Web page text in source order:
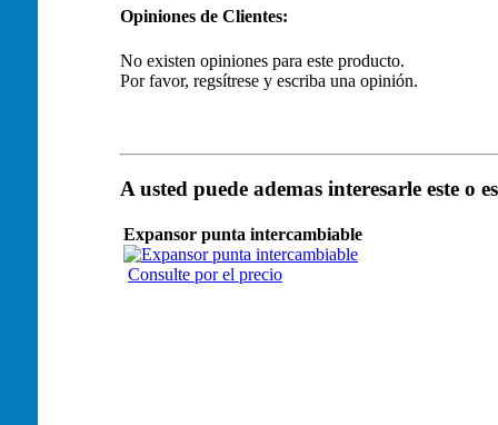
Opiniones de Clientes:
No existen opiniones para este producto.
Por favor, regsítrese y escriba una opinión.
A usted puede ademas interesarle este o
Expansor punta intercambiable
Consulte por el precio